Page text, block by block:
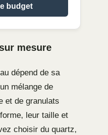
budget
mesure
dépend de sa
mélange de
et de granulats
leur taille et
choisir du quartz,